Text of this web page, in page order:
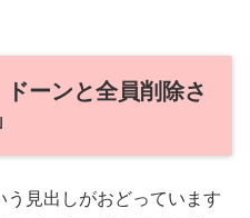
ーンと全員削除さ
う見出しがおどっています